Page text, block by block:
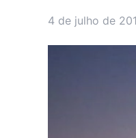
4 de julho de